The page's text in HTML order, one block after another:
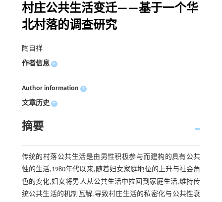
村庄公共生活变迁——基于一个华
北村落的调查研究
陶自祥
作者信息 +
Author information +
文章历史 +
摘要
传统的村落公共生活是由男性积极参与而建构的具有公共
性的生活,1980年代以来,随着妇女家庭地位的上升与社会角
色的变化,妇女将男人从公共生活中拉回到家庭生活,维持传
统公共生活的机制瓦解,导致村庄生活的私密化与公共性衰